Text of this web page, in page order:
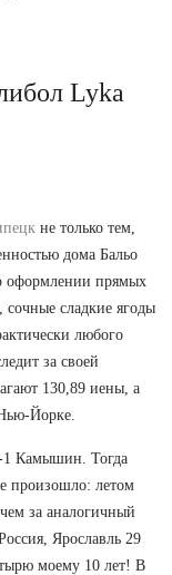
Lyka
не только тем,
дома Бальо
оформлении прямых
сочные сладкие ягоды
любого
за своей
130,89 иены, а
Йорке.
1 Камышин. Тогда
произошло: летом
за аналогичный
Ярославль 29
моему 10 лет! В